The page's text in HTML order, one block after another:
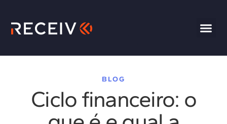
BLOG
Ciclo financeiro: o